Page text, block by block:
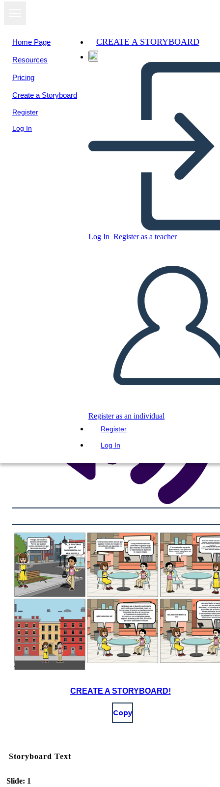
Home Page
Resources
Pricing
Create a Storyboard
Register
Log In
CREATE A STORYBOARD
Log In Register as a teacher
Register as an individual
Register
Log In
Untitled Storyboard
CREATE A STORYBOARD
PLAY SLIDESHOW
READ TO ME
View as
slideshow
CREATE A STORYBOARD!
Copy
Storyboard Text
Slide: 1